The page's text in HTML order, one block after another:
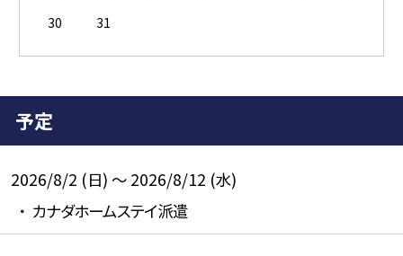
30
31
予定
2026/8/2 (日) ～ 2026/8/12 (水)
カナダホームステイ派遣